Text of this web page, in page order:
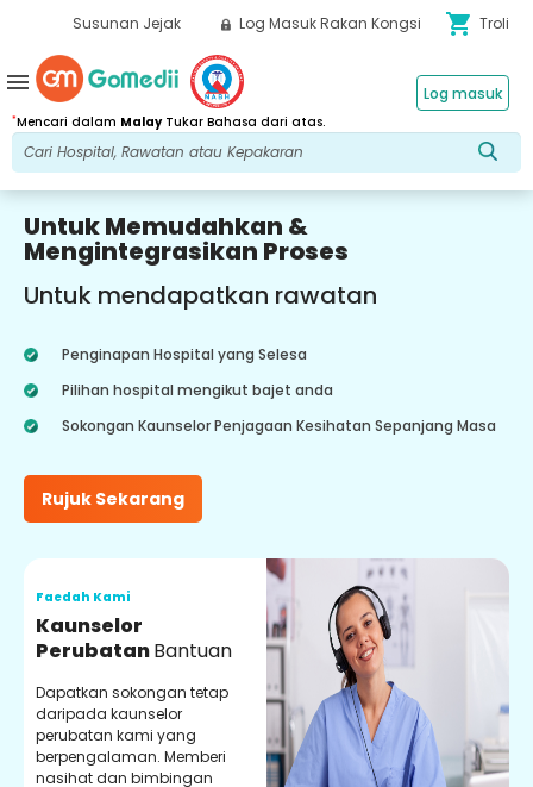
Susunan Jejak Log Masuk Rakan Kongsi shopping_cart Troli
*Mencari dalam MalayTukar Bahasa dari atas.
Log masuk
menu
Untuk Memudahkan &
Mengintegrasikan Proses
Untuk mendapatkan rawatan
Penginapan Hospital yang Selesa
Pilihan hospital mengikut bajet anda
Sokongan Kaunselor Penjagaan Kesihatan Sepanjang Masa
Rujuk Sekarang
Faedah Kami
Kaunselor
PerubatanBantuan
Dapatkan sokongan tetap
daripada kaunselor
perubatan kami yang
berpengalaman. Memberi
nasihat dan bimbingan